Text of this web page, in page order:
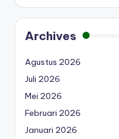
Archives
Agustus 2026
Juli 2026
Mei 2026
Februari 2026
Januari 2026